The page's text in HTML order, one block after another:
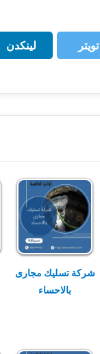
تويتر
تويتر
لينكدن
شركة تسليك مجارى
بالاحساء